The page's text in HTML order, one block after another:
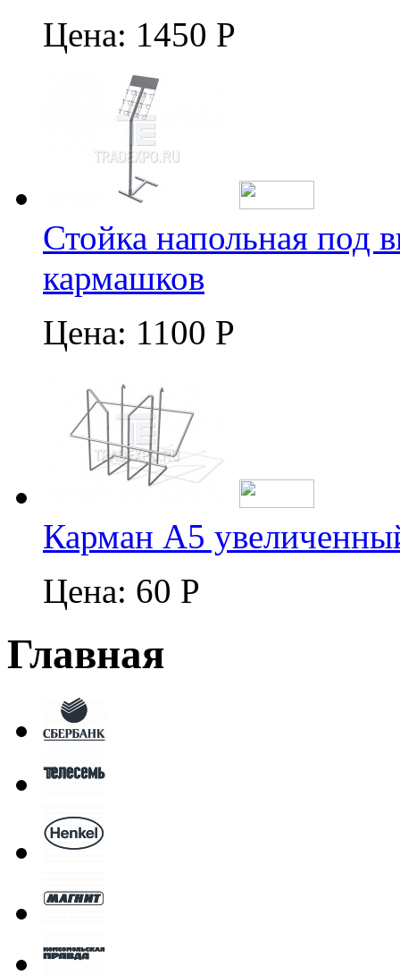
Цена: 1450 Р
Стойка напольная под
кармашков
Цена: 1100 Р
Карман А5
Цена: 60 Р
Главная